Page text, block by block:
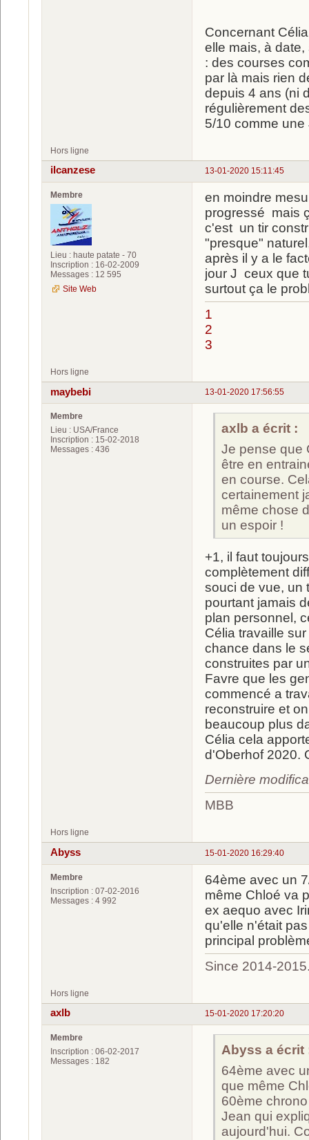
Concernant
elle mais, à
: des courses
par là mais rien
depuis 4 ans (ni
régulièrement
5/10 comme une
Hors ligne
13-01-2020 15:11:45
ilcanzese
Membre
Lieu : haute patate - 70
Inscription : 16-02-2009
Messages : 12 595
Site Web
en moindre
progressé mais
c'est un tir
"presque"
après il y a le
jour J ceux que
surtout ça le
1
2
3
Hors ligne
13-01-2020 17:56:55
maybebi
Membre
Lieu : USA/France
Inscription : 15-02-2018
Messages : 436
axlb a écrit :
Je pense que
être en
en course.
certainement
même chose
un espoir !
+1, il faut
complètement
souci de vue, un
pourtant jamais
plan personnel,
Célia travaille
chance dans le
construites par
Favre que les
commencé a
reconstruire et
beaucoup plus
Célia cela
d'Oberhof 2020.
Dernière
MBB
Hors ligne
15-01-2020 16:29:40
Abyss
Membre
Inscription : 07-02-2016
Messages : 4 992
64ème avec un
même Chloé va
ex aequo avec
qu'elle n'était
principal
Since 2014-
Hors ligne
15-01-2020 17:20:20
axlb
Membre
Inscription : 06-02-2017
Messages : 182
Abyss a écrit
64ème avec
que même
60ème
Jean qui
aujourd'hui.